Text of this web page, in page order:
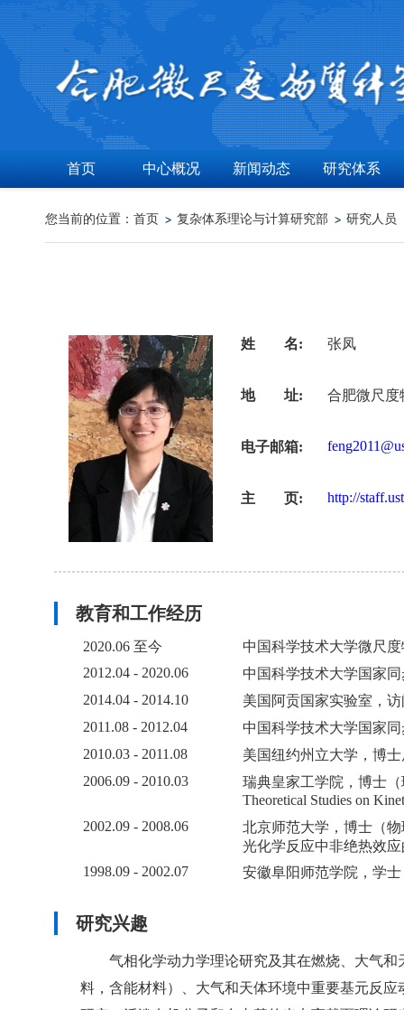
首页 中心概况 新闻动态 研究体系
您当前的位置： 首页 复杂体系理论与计算研究部 研究人员
姓 名: 张凤
地 址: 合肥微尺度
电子邮箱:
主 页: http://
教育和工作经历
2020.06 至今
中国科学技术大学微尺
2012.04 - 2020.06
中国科学技术大学国家
2014.04 - 2014.10
美国阿贡国家实验室，访
2011.08 - 2012.04
中国科学技术大学国家
2010.03 - 2011.08
美国纽约州立大学，博士
2006.09 - 2010.03
瑞典皇家工学院，博士
Theoretical Studies on
2002.09 - 2008.06
北京师范大学，博士（
光化学反应中非绝热效
1998.09 - 2002.07
安徽阜阳师范学院，学士
研究兴趣
气相化学动力学理论研究及其在燃烧、大气和
料，含能材料）、大气和天体环境中重要基元反